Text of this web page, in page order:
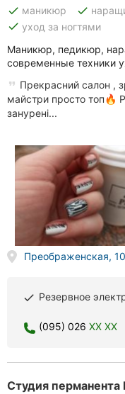
done маникюр done
done уход за ногтями
Маникюр, педикюр,
современные техники
Прекрасний салон ,
майстри просто топ🔥
занурені...
Преображенская,
done Резервное
(095) 026 XX XX
Студия